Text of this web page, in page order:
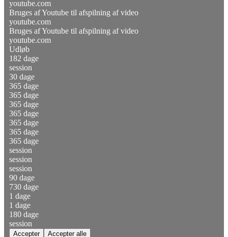
youtube.com
Bruges af Youtube til afspilning af video
youtube.com
Bruges af Youtube til afspilning af video
youtube.com
Udløb
182 dage
session
30 dage
365 dage
365 dage
365 dage
365 dage
365 dage
365 dage
365 dage
session
session
session
90 dage
730 dage
1 dage
1 dage
180 dage
session